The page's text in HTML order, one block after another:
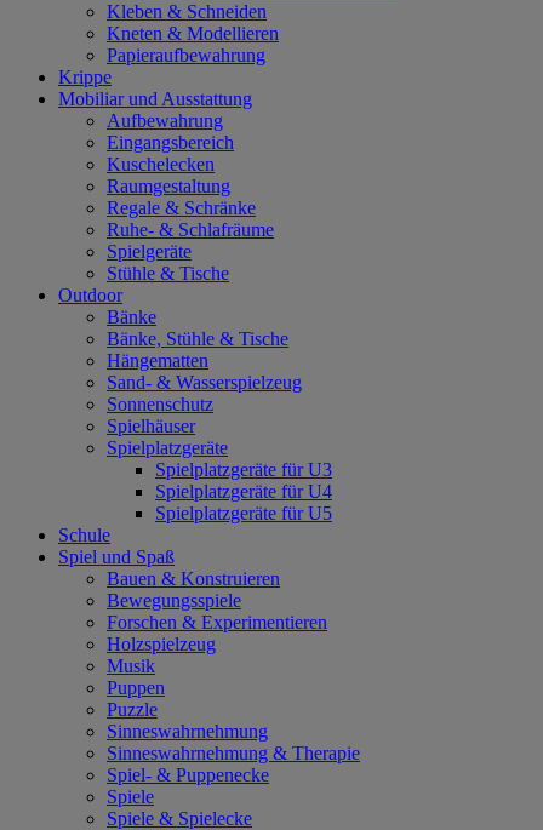
Kleben & Schneiden
Kneten & Modellieren
Papieraufbewahrung
Krippe
Mobiliar und Ausstattung
Aufbewahrung
Eingangsbereich
Kuschelecken
Raumgestaltung
Regale & Schränke
Ruhe- & Schlafräume
Spielgeräte
Stühle & Tische
Outdoor
Bänke
Bänke, Stühle & Tische
Hängematten
Sand- & Wasserspielzeug
Sonnenschutz
Spielhäuser
Spielplatzgeräte
Spielplatzgeräte für U3
Spielplatzgeräte für U4
Spielplatzgeräte für U5
Schule
Spiel und Spaß
Bauen & Konstruieren
Bewegungsspiele
Forschen & Experimentieren
Holzspielzeug
Musik
Puppen
Puzzle
Sinneswahrnehmung
Sinneswahrnehmung & Therapie
Spiel- & Puppenecke
Spiele
Spiele & Spielecke